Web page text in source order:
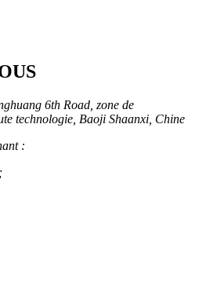
6th Road, zone de
technologie, Baoji Shaanxi, Chine
: